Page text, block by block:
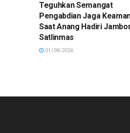
Teguhkan Semangat
Pengabdian Jaga
Saat Anang Hadiri
Satlinmas
01/08/2026